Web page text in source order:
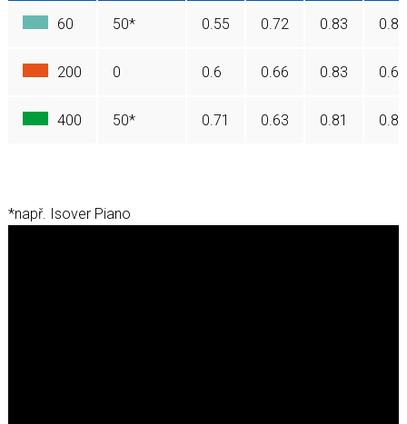
60 50* 0.55 0.72 0.83 0.83
200 0 0.6 0.66 0.83 0.68
400 50* 0.71 0.63 0.81 0.82
*např. Isover Piano